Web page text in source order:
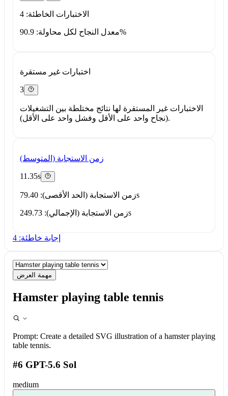
الاختبارات الخاطئة: 4
معدل النجاح لكل محاولة: 90.9%
اختبارات غير مستقرة
3
الاختبارات غير المستقرة لها نتائج مختلطة بين التشغيلات
(نجاح واحد على الأقل وفشل واحد على الأقل).
زمن الاستجابة (المتوسط)
11.35s
زمن الاستجابة (الحد الأقصى): 79.40s
زمن الاستجابة (الإجمالي): 249.73s
إجابة خاطئة: 4
مهمة العرض
Hamster playing table tennis
Prompt: Create a detailed SVG illustration of a hamster playing
table tennis.
#6 GPT-5.6 Sol
medium